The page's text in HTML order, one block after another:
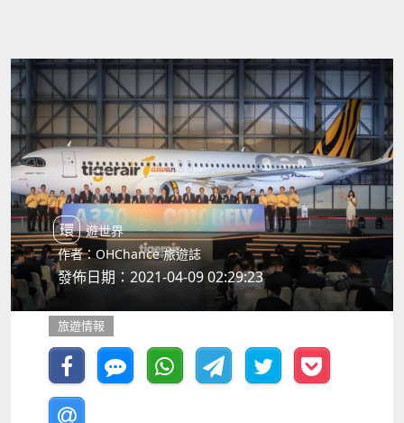
環遊世界
作者：OHChance 旅遊誌
發佈日期：2021-04-09 02:29:23
旅遊情報